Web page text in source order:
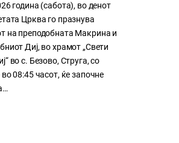
година (сабота), во денот
Црква го празнува
на преподобната Макрина и
Диј, во храмот „Свети
во с. Безово, Струга, со
08:45 часот, ќе започне